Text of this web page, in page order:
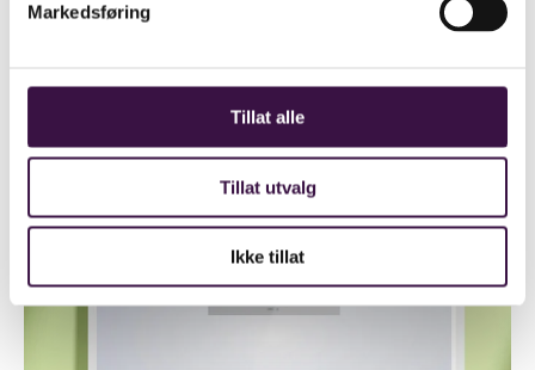
Markedsføring
Tillat alle
Tillat utvalg
Ikke tillat